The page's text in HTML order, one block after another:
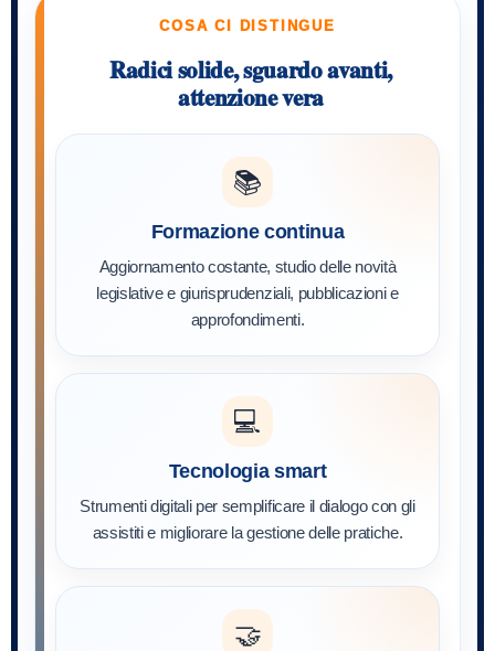
COSA CI DISTINGUE
Radici solide, sguardo avanti,
attenzione vera
📚
Formazione continua
Aggiornamento costante, studio delle novità
legislative e giurisprudenziali, pubblicazioni e
approfondimenti.
💻
Tecnologia smart
Strumenti digitali per semplificare il dialogo con gli
assistiti e migliorare la gestione delle pratiche.
🤝